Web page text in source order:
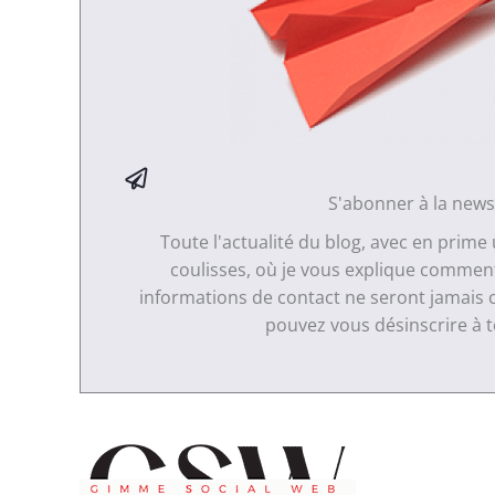
S'abonner à la
Toute l'actualité du blog, avec en
coulisses, où je vous explique
informations de contact ne seront jamais
pouvez vous désinscrire à